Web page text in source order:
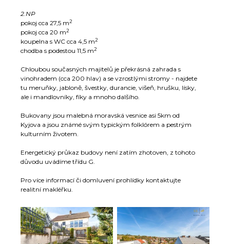
2.NP
pokoj cca 27,5 m2
pokoj cca 20 m2
koupelna s WC cca 4,5 m2
chodba s podestou 11,5 m2
Chloubou současných majitelů je překrásná zahrada s
vinohradem (cca 200 hlav) a se vzrostlými stromy - najdete
tu meruňky, jabloně, švestky, durancie, višeň, hrušku, lísky,
ale i mandlovníky, fíky a mnoho dalšího.
Bukovany jsou malebná moravská vesnice asi 5km od
Kyjova a jsou známé svým typickým folklórem a pestrým
kulturním životem.
Energetický průkaz budovy není zatím zhotoven, z tohoto
důvodu uvádíme třídu G.
Pro více informací či domluvení prohlídky kontaktujte
realitní makléřku.